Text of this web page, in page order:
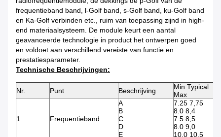
frequentieband band, l-Golf band, s-Golf band, ku-Golf band
en Ka-Golf verbinden etc., ruim van toepassing zijnd in high-
end materiaalsysteem. De module keurt een aantal
geavanceerde technologie in product het ontwerpen goed
en voldoet aan verschillend vereiste van functie en
prestatiesparameter.
Technische Beschrijvingen:
Nr. Punt Beschrijving
Min Typical
Max
1 Frequentieband
A
B
C
D
E
7.25 7,75
8.0 8,4
7.5 8,5
8.0 9,0
10.0 10,5